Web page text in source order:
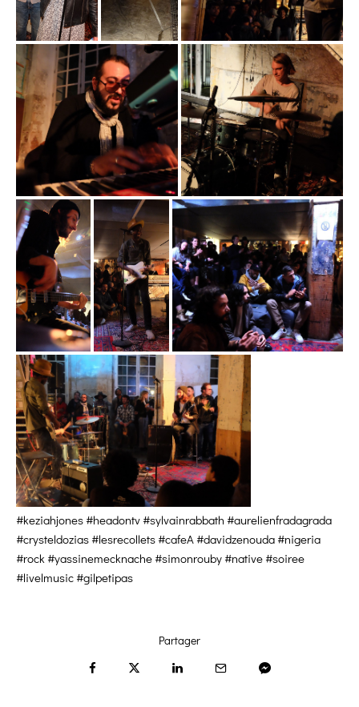
#keziahjones #headontv #sylvainrabbath #aurelienfradagrada
#crysteldozias #lesrecollets #cafeA #davidzenouda #nigeria
#rock #yassinemecknache #simonrouby #native #soiree
#livelmusic #gilpetipas
Partager